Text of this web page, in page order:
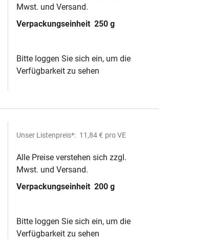
Mwst. und Versand.
Verpackungseinheit 250 g
Bitte loggen Sie sich ein, um die
Verfügbarkeit zu sehen
Unser Listenpreis*: 11,84 € pro VE
Alle Preise verstehen sich zzgl.
Mwst. und Versand.
Verpackungseinheit 200 g
Bitte loggen Sie sich ein, um die
Verfügbarkeit zu sehen